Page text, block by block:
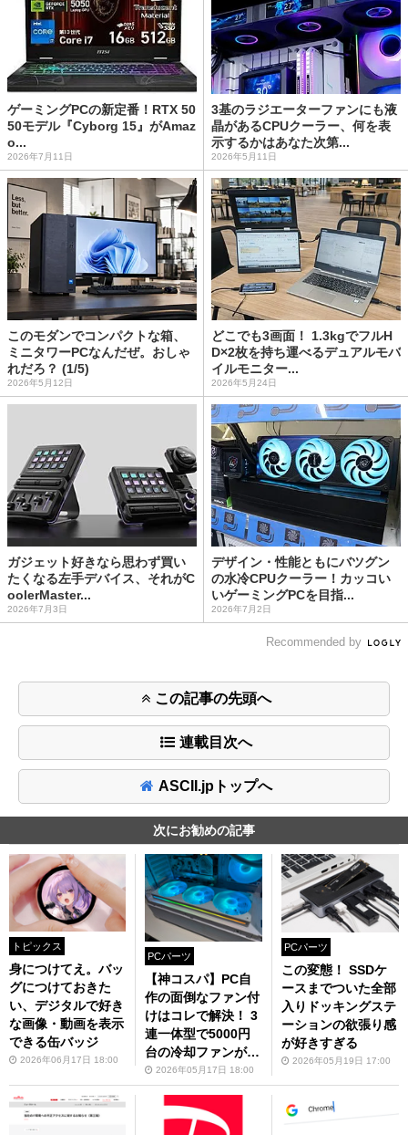
ゲーミングPCの新定番！RTX 50
50モデル『Cyborg 15』がAmaz
o...
2026年7月11日
3基のラジエーターファンにも液
晶があるCPUクーラー、何を表
示するかはあなた次第...
2026年5月11日
このモダンでコンパクトな箱、
ミニタワーPCなんだぜ。おしゃ
れだろ？ (1/5)
2026年5月12日
どこでも3画面！ 1.3kgでフルH
D×2枚を持ち運べるデュアルモバ
イルモニター...
2026年5月24日
ガジェット好きなら思わず買い
たくなる左手デバイス、それがC
oolerMaster...
2026年7月3日
デザイン・性能ともにバツグン
の水冷CPUクーラー！カッコい
いゲーミングPCを目指...
2026年7月2日
Recommended by
この記事の先頭へ
連載目次へ
ASCII.jpトップへ
次にお勧めの記事
トピックス
身につけてえ。バッ
グにつけておきた
い、デジタルで好き
な画像・動画を表示
できる缶バッジ
2026年06月17日 18:00
PCパーツ
【神コスパ】PC自
作の面倒なファン付
けはコレで解決！ 3
連一体型で5000円
台の冷却ファンが便
利すぎ
2026年05月17日 18:00
PCパーツ
この変態！ SSDケ
ースまでついた全部
入りドッキングステ
ーションの欲張り感
が好きすぎる
2026年05月19日 17:00